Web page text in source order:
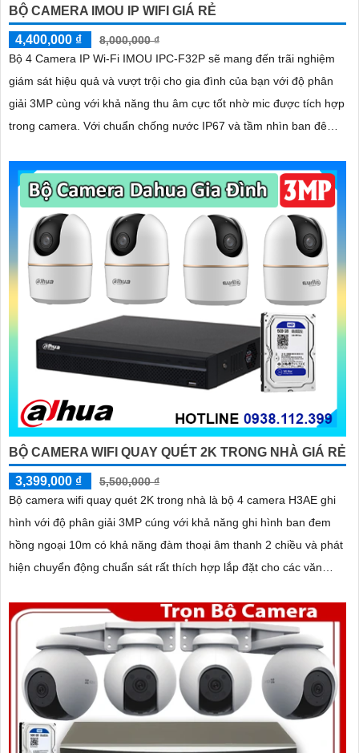
BỘ CAMERA IMOU IP WIFI GIÁ RẺ
4,400,000 ₫
8,000,000 ₫
Bộ 4 Camera IP Wi-Fi IMOU IPC-F32P sẽ mang đến trãi nghiệm
giám sát hiệu quả và vượt trội cho gia đình của bạn với độ phân
giải 3MP cùng với khả năng thu âm cực tốt nhờ mic được tích hợp
trong camera. Với chuẩn chống nước IP67 và tầm nhìn ban đêm
BỘ CAMERA WIFI QUAY QUÉT 2K TRONG NHÀ GIÁ RẺ
3,399,000 ₫
5,500,000 ₫
Bộ camera wifi quay quét 2K trong nhà là bộ 4 camera H3AE ghi
hình với độ phân giải 3MP cúng với khả năng ghi hình ban đem
hồng ngoại 10m có khả năng đàm thoại âm thanh 2 chiều và phát
hiện chuyển động chuẩn sát rất thích hợp lắp đặt cho các văn
giám sát đêm vừa có thể đàm thoại được âm thanh 2 chiều.